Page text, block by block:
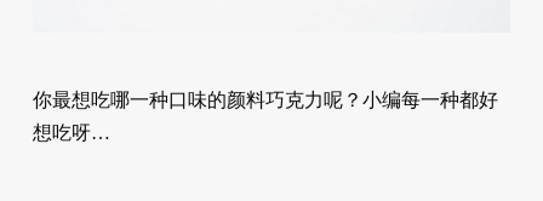
你最想吃哪一种口味的颜料巧克力呢？小编每一种都好
想吃呀…